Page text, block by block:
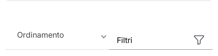
Ordinamento
Filtri